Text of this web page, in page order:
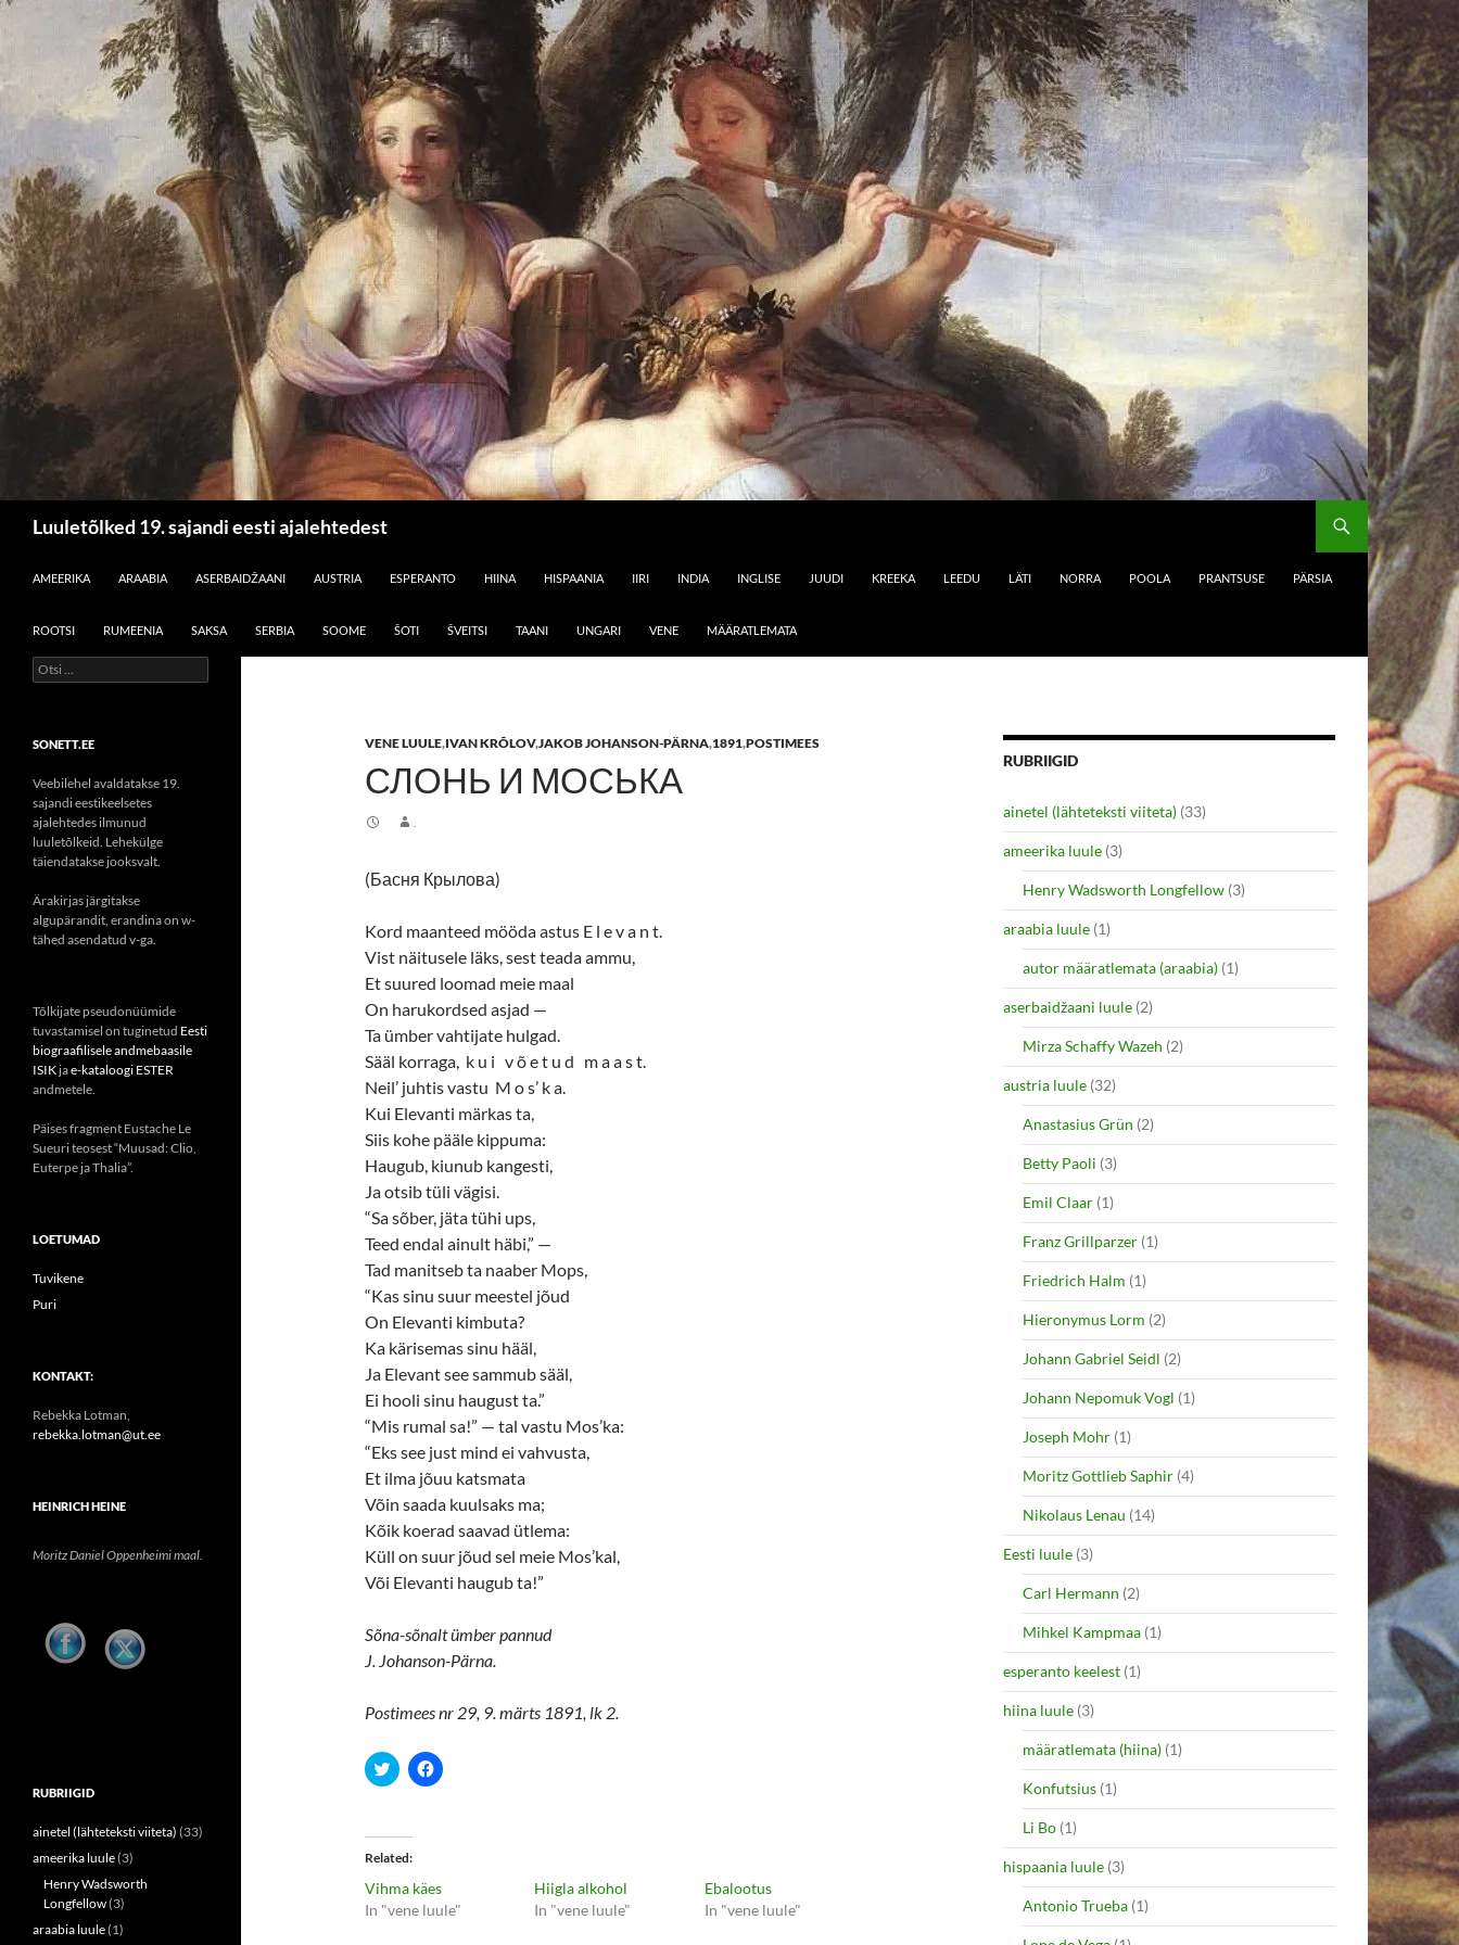
Luuletõlked 19. sajandi eesti ajalehtedest
AMEERIKA
ARAABIA ASERBAIDŽAANI AUSTRIA ESPERANTO HIINA HISPAANIA IIRI INDIA INGLISE JUUDI KREEKA LEEDU LÄTI NORRA POOLA PRANTSUSE PÄRSIA
ROOTSI RUMEENIA SAKSA SERBIA SOOME ŠOTI ŠVEITSI TAANI UNGARI VENE MÄÄRATLEMATA
VENE LUULE,IVAN KRÕLOV,JAKOB JOHANSON-PÄRNA,1891,POSTIMEES
СЛОНЬ И МОСЬКА
.
(Басня Крылова)
Kord maanteed mööda astus E l e v a n t.
Vist näitusele läks, sest teada ammu,
Et suured loomad meie maal
On harukordsed asjad —
Ta ümber vahtijate hulgad.
Sääl korraga, k u i v õ e t u d m a a s t.
Neil’ juhtis vastu M o s’ k a.
Kui Elevanti märkas ta,
Siis kohe pääle kippuma:
Haugub, kiunub kangesti,
Ja otsib tüli vägisi.
“Sa sõber, jäta tühi ups,
Teed endal ainult häbi,” —
Tad manitseb ta naaber Mops,
“Kas sinu suur meestel jõud
On Elevanti kimbuta?
Ka kärisemas sinu hääl,
Ja Elevant see sammub sääl,
Ei hooli sinu haugust ta.”
“Mis rumal sa!” — tal vastu Mos’ka:
“Eks see just mind ei vahvusta,
Et ilma jõuu katsmata
Võin saada kuulsaks ma;
Kõik koerad saavad ütlema:
Küll on suur jõud sel meie Mos’kal,
Või Elevanti haugub ta!”
Sõna-sõnalt ümber pannud
J. Johanson-Pärna.
Postimees nr 29, 9. märts 1891, lk 2.
C
l
t
o
s
a
r
e
C
l
a
r
e
Related
Vihma käes
In "vene luule"
Hiigla alkohol
In "vene luule"
Ebalootus
In "vene luule"
RUBRIIGID
ainetel (lähteteksti viiteta) (33)
ameerika luule (3)
Henry Wadsworth Longfellow (3)
araabia luule (1)
autor määratlemata (araabia) (1)
aserbaidžaani luule (2)
Mirza Schaffy Wazeh (2)
austria luule (32)
Anastasius Grün (2)
Betty Paoli (3)
Emil Claar (1)
Franz Grillparzer (1)
Friedrich Halm (1)
Hieronymus Lorm (2)
Johann Gabriel Seidl (2)
Johann Nepomuk Vogl (1)
Joseph Mohr (1)
Moritz Gottlieb Saphir (4)
Nikolaus Lenau (14)
Eesti luule (3)
Carl Hermann (2)
Mihkel Kampmaa (1)
esperanto keelest (1)
hiina luule (3)
määratlemata (hiina) (1)
Konfutsius (1)
Li Bo (1)
hispaania luule (3)
Antonio Trueba (1)
Otsi:
SONETT.EE
Veebilehel avaldatakse 19.
sajandi eestikeelsetes
ajalehtedes ilmunud
luuletõlkeid. Lehekülge
täiendatakse jooksvalt.
Ärakirjas järgitakse
algupärandit, erandina on w-
tähed asendatud v-ga.
Tõlkijate pseudonüümide
tuvastamisel on tuginetud Eesti
biograafilisele andmebaasile
ISIK jae-kataloogi ESTER
andmetele.
Päises fragment Eustache Le
Sueuri teosest “Muusad: Clio,
Euterpe ja Thalia”.
LOETUMAD
Tuvikene
Puri
KONTAKT:
Rebekka Lotman,
rebekka.lotman@ut.ee
HEINRICH HEINE
Moritz Daniel Oppenheimi maal.
RUBRIIGID
ainetel (lähteteksti viiteta) (33)
ameerika luule(3)
Henry Wadsworth
Longfellow(3)
araabia luule(1)